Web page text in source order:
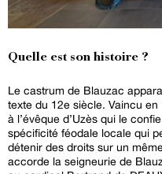
Quelle est son histoire ?
Le castrum de Blauzac
texte du 12e siècle. Vaincu
à l’évêque d’Uzès qui le
spécificité féodale locale qui
détenir des droits sur un même bien. En 1353 le roi
accorde la seigneurie de